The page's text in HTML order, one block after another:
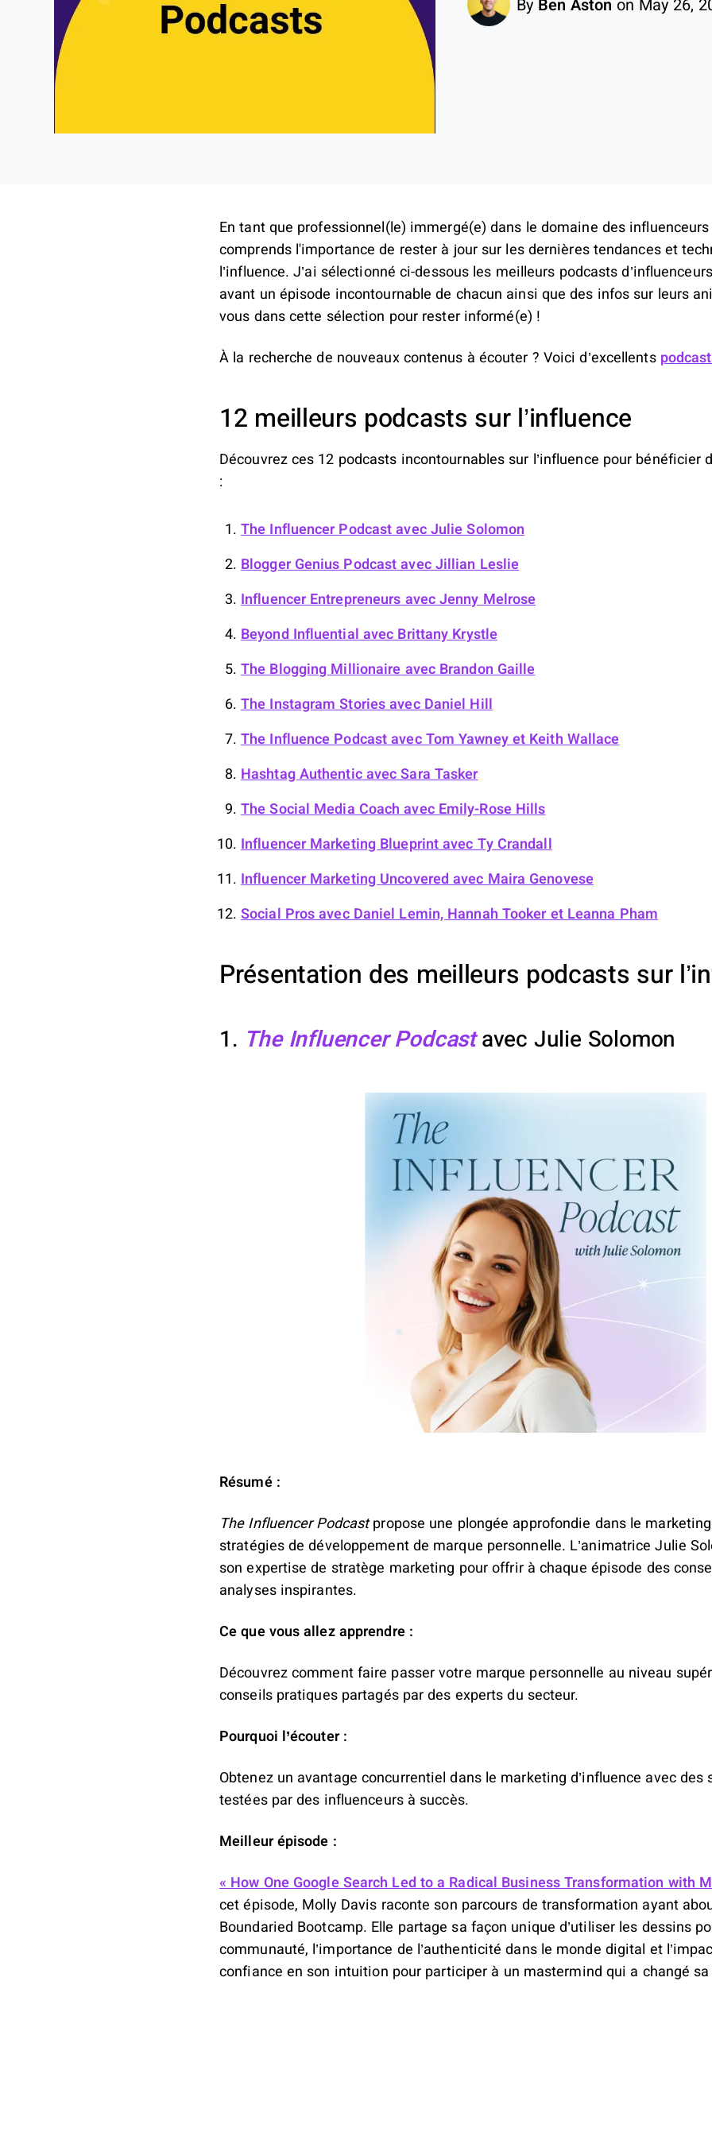
By Ben Aston on May 26,
En tant que professionnel(le) immergé(e) dans le domaine des
comprends l'importance de rester à jour sur les dernières tendances et
l’influence. J’ai sélectionné ci-dessous les meilleurs podcasts
avant un épisode incontournable de chacun ainsi que des infos sur leurs
vous dans cette sélection pour rester informé(e) !
À la recherche de nouveaux contenus à écouter ? Voici d’excellents
12 meilleurs podcasts sur l’influence
Découvrez ces 12 podcasts incontournables sur l’influence pour bénéficier
:
The Influencer Podcast avec Julie Solomon
Blogger Genius Podcast avec Jillian Leslie
Influencer Entrepreneurs avec Jenny Melrose
Beyond Influential avec Brittany Krystle
The Blogging Millionaire avec Brandon Gaille
The Instagram Stories avec Daniel Hill
The Influence Podcast avec Tom Yawney et Keith Wallace
Hashtag Authenticavec Sara Tasker
The Social Media Coach avec Emily-Rose Hills
Influencer Marketing Blueprint avec Ty Crandall
Influencer Marketing Uncovered avec Maira Genovese
Social Pros avec Daniel Lemin, Hannah Tooker et Leanna Pham
Présentation des meilleurs podcasts sur
1. The Influencer Podcastavec Julie Solomon
Résumé :
The Influencer Podcastpropose une plongée approfondie dans le
stratégies de développement de marque personnelle. L’animatrice Julie
son expertise de stratège marketing pour offrir à chaque épisode des
analyses inspirantes.
Ce que vous allez apprendre :
Découvrez comment faire passer votre marque personnelle au niveau
conseils pratiques partagés par des experts du secteur.
Pourquoi l’écouter :
Obtenez un avantage concurrentiel dans le marketing d’influence avec des
testées par des influenceurs à succès.
Meilleur épisode :
« How One Google Search Led to a Radical Business Transformation with
cet épisode, Molly Davis raconte son parcours de transformation ayant
Boundaried Bootcamp. Elle partage sa façon unique d’utiliser les dessins
communauté, l’importance de l’authenticité dans le monde digital et
confiance en son intuition pour participer à un mastermind qui a changé sa